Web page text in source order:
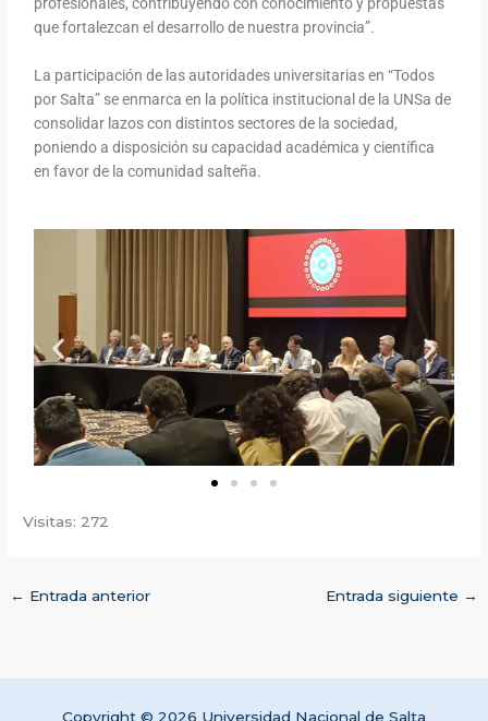
profesionales, contribuyendo con conocimiento y propuestas
que fortalezcan el desarrollo de nuestra provincia”.
La participación de las autoridades universitarias en “Todos
por Salta” se enmarca en la política institucional de la UNSa de
consolidar lazos con distintos sectores de la sociedad,
poniendo a disposición su capacidad académica y científica
en favor de la comunidad salteña.
Visitas: 272
← Entrada anterior Entrada siguiente →
Copyright © 2026 Universidad Nacional de Salta